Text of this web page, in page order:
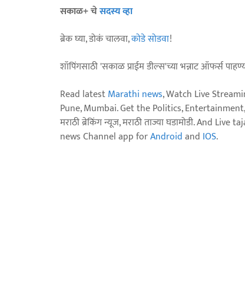
सकाळ+ चेसदस्य व्हा
ब्रेक घ्या, डोकं चालवा,कोडे सोडवा!
शॉपिंगसाठी 'सकाळ प्राईम डील्स'च्या भन्नाट ऑफर्स
Read latestMarathi news, Watch Live
Pune, Mumbai. Get the Politics, Entertainment,
मराठी ब्रेकिंग न्यूज, मराठी ताज्या घडामोडी. And
news Channel app forAndroidand IOS.